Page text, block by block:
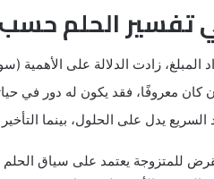
تفسير الحلم
المبلغ، زادت الدلالة على الأهمية
كان معروفًا، فقد يكون له دور في
السريع يدل على الحلول، بينما
للمتزوجة يعتمد على سياق الحلم